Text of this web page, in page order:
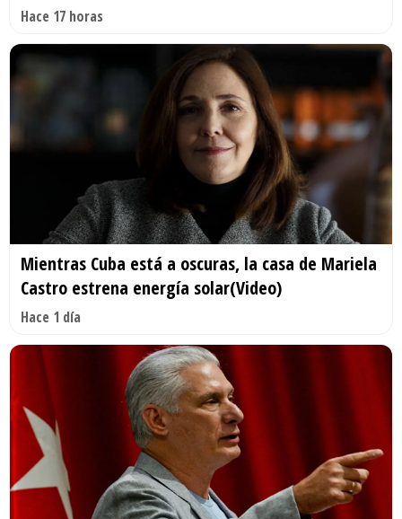
Hace 17 horas
Mientras Cuba está a oscuras, la casa de Mariela
Castro estrena energía solar(Video)
Hace 1 día